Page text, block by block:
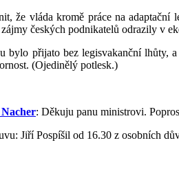
že vláda kromě práce na
českých podnikatelů odrazily v
bylo přijato bez legisvakanční lhůty,
(Ojedinělý potlesk.)
: Děkuju panu ministrovi.
Jiří Pospíšil od 16.30 z osobních